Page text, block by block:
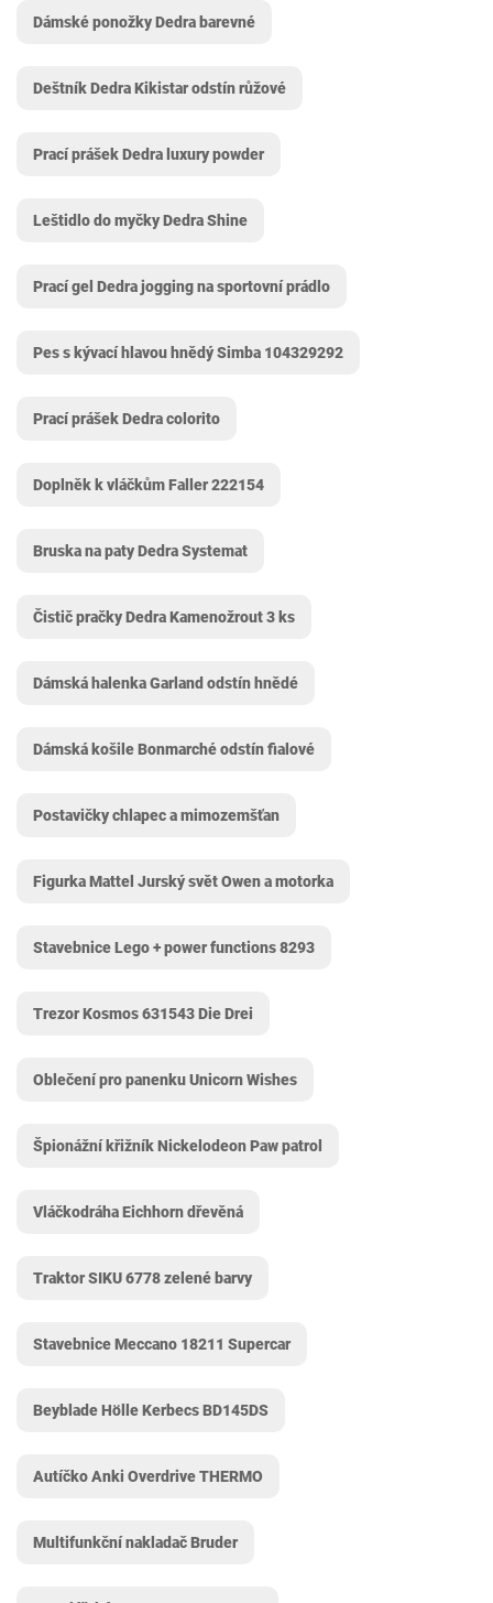
Dámské ponožky Dedra barevné
Deštník Dedra Kikistar odstín růžové
Prací prášek Dedra luxury powder
Leštidlo do myčky Dedra Shine
Prací gel Dedra jogging na sportovní prádlo
Pes s kývací hlavou hnědý Simba 104329292
Prací prášek Dedra colorito
Doplněk k vláčkům Faller 222154
Bruska na paty Dedra Systemat
Čistič pračky Dedra Kamenožrout 3 ks
Dámská halenka Garland odstín hnědé
Dámská košile Bonmarché odstín fialové
Postavičky chlapec a mimozemšťan
Figurka Mattel Jurský svět Owen a motorka
Stavebnice Lego + power functions 8293
Trezor Kosmos 631543 Die Drei
Oblečení pro panenku Unicorn Wishes
Špionážní křižník Nickelodeon Paw patrol
Vláčkodráha Eichhorn dřevěná
Traktor SIKU 6778 zelené barvy
Stavebnice Meccano 18211 Supercar
Beyblade Hölle Kerbecs BD145DS
Autíčko Anki Overdrive THERMO
Multifunkční nakladač Bruder